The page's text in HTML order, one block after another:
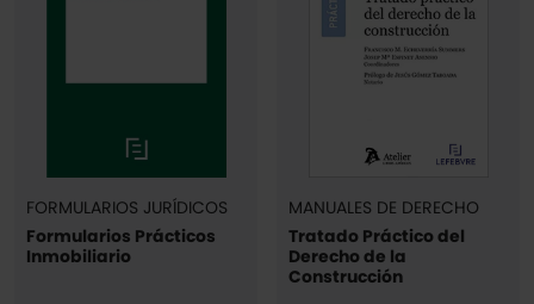
FORMULARIOS JURÍDICOS
Formularios Prácticos
Inmobiliario
MANUALES DE DERECHO
Tratado Práctico del
Derecho de la
Construcción